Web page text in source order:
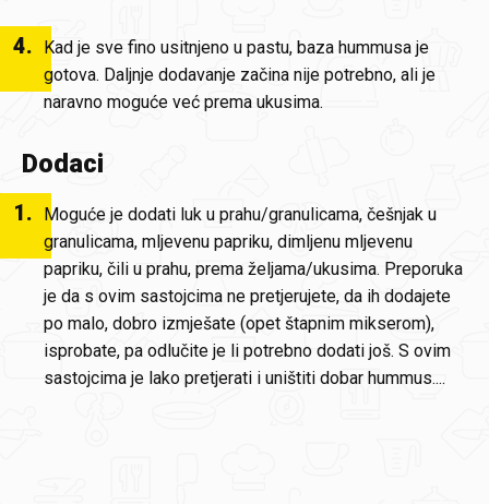
4.
Kad je sve fino usitnjeno u pastu, baza hummusa je
gotova. Daljnje dodavanje začina nije potrebno, ali je
naravno moguće već prema ukusima.
Dodaci
1.
Moguće je dodati luk u prahu/granulicama, češnjak u
granulicama, mljevenu papriku, dimljenu mljevenu
papriku, čili u prahu, prema željama/ukusima. Preporuka
je da s ovim sastojcima ne pretjerujete, da ih dodajete
po malo, dobro izmješate (opet štapnim mikserom),
isprobate, pa odlučite je li potrebno dodati još. S ovim
sastojcima je lako pretjerati i uništiti dobar hummus....